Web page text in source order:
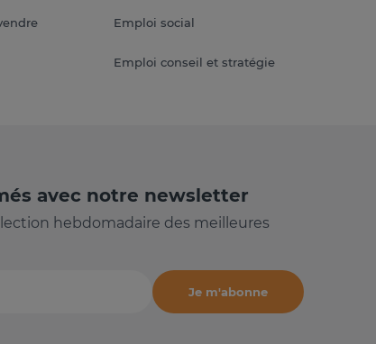
Emploi social
Emploi conseil et stratégie
avec notre newsletter
hebdomadaire des meilleures
Je m'abonne